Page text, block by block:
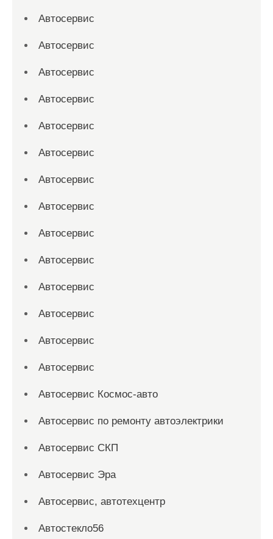
Автосервис
Автосервис
Автосервис
Автосервис
Автосервис
Автосервис
Автосервис
Автосервис
Автосервис
Автосервис
Автосервис
Автосервис
Автосервис
Автосервис
Автосервис Космос-авто
Автосервис по ремонту автоэлектрики
Автосервис СКП
Автосервис Эра
Автосервис, автотехцентр
Автостекло56